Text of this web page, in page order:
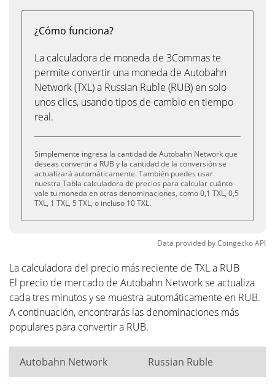
¿Cómo funciona?
La calculadora de moneda de 3Commas te
permite convertir una moneda de Autobahn
Network (TXL) a Russian Ruble (RUB) en solo
unos clics, usando tipos de cambio en tiempo
real.
Simplemente ingresa la cantidad de Autobahn Network que
deseas convertir a RUB y la cantidad de la conversión se
actualizará automáticamente. También puedes usar
nuestra Tabla calculadora de precios para calcular cuánto
vale tu moneda en otras denominaciones, como 0,1 TXL, 0,5
TXL, 1 TXL, 5 TXL, o incluso 10 TXL.
Data provided byCoingeckoAPI
La calculadora del precio más reciente de TXL a RUB
El precio de mercado de Autobahn Network se actualiza
cada tres minutos y se muestra automáticamente en RUB.
A continuación, encontrarás las denominaciones más
populares para convertir a RUB.
Autobahn Network Russian Ruble